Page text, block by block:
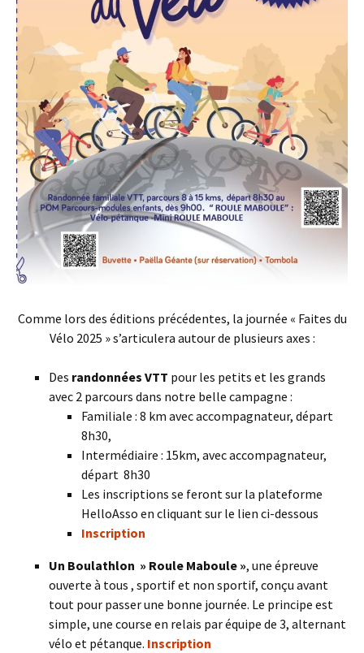
Comme lors des éditions précédentes, la journée « Faites du
Vélo 2025 » s’articulera autour de plusieurs axes :
Des randonnées VTT pour les petits et les grands
avec 2 parcours dans notre belle campagne :
Familiale : 8 km avec accompagnateur, départ
8h30,
Intermédiaire : 15km, avec accompagnateur,
départ 8h30
Les inscriptions se feront sur la plateforme
HelloAsso en cliquant sur le lien ci-dessous
Inscription
Un Boulathlon » Roule Maboule », une épreuve
ouverte à tous , sportif et non sportif, conçu avant
tout pour passer une bonne journée. Le principe est
simple, une course en relais par équipe de 3, alternant
vélo et pétanque. Inscription